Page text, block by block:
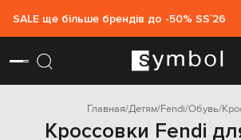
SALE ще більше брендів до -50% SS`26
Главная Детям Fendi Обувь
Кроссовки Fendi